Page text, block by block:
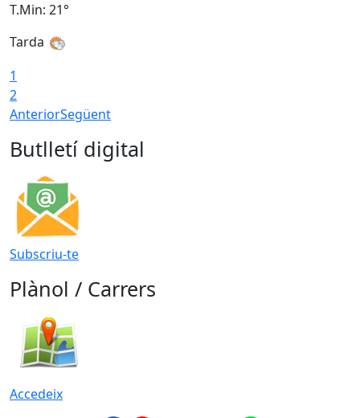
T.Min: 21°
Tarda
1
2
AnteriorSegüent
Butlletí digital
Subscriu-te
Plànol / Carrers
Accedeix